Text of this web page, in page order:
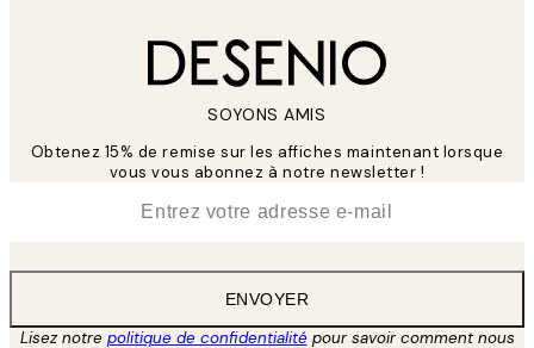
SOYONS AMIS
Obtenez 15% de remise sur les affiches maintenant lorsque
vous vous abonnez à notre newsletter !
ENVOYER
Lisez notre politique de confidentialitépour savoir comment nous